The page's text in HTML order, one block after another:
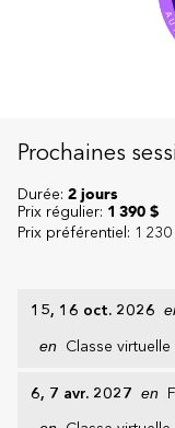
Prochaines
15, 16 oct. 2026
en Classe virtuelle
6, 7 avr. 2027 en
Durée: 2 jours
Prix régulier: 1 390 $
Prix préférentiel : 1 230